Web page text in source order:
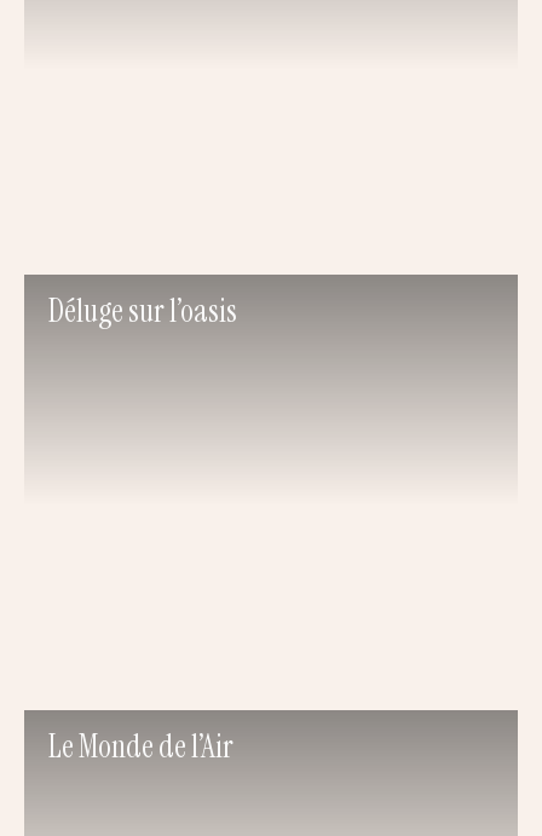
Déluge sur l’oasis
Le Monde de l’Air